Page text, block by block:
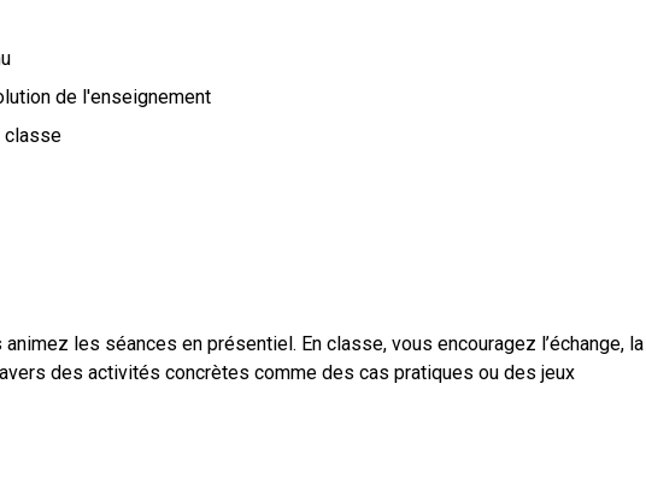
de l'enseignement
classe
les séances en présentiel. En classe, vous encouragez l’échange, la
des activités concrètes comme des cas pratiques ou des jeux